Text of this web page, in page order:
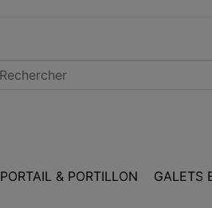
PORTAIL & PORTILLON GALETS